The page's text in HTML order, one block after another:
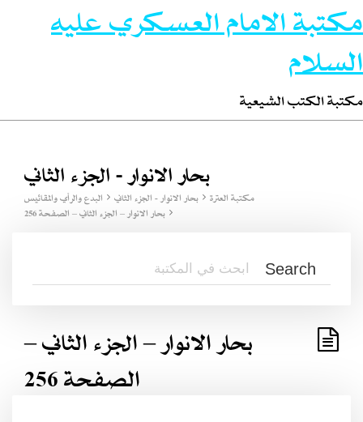
مكتبة الامام العسكري عليه
السلام
مكتبة الكتب الشيعية
بحار الانوار - الجزء الثاني
مكتبة العترة بحار الانوار - الجزء الثاني
البدع والرأي والمقائيس
بحار الانوار – الجزء الثاني – الصفحة 256
بحار الانوار – الجزء الثاني –
الصفحة 256